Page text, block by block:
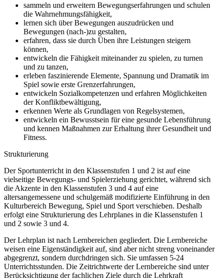
sammeln und erweitern Bewegungserfahrungen und schulen
die Wahrnehmungsfähigkeit,
lernen sich über Bewegungen auszudrücken und
Bewegungen (nach-)zu gestalten,
erfahren, dass sie durch Üben ihre Leistungen steigern
können,
entwickeln die Fähigkeit miteinander zu spielen, zu turnen
und zu tanzen,
erleben faszinierende Elemente, Spannung und Dramatik im
Spiel sowie erste Grenzerfahrungen,
entwickeln Sozialkompetenzen und erfahren Möglichkeiten
der Konfliktbewältigung,
erkennen Werte als Grundlagen von Regelsystemen,
entwickeln ein Bewusstsein für eine gesunde Lebensführung
und kennen Maßnahmen zur Erhaltung ihrer Gesundheit und
Fitness.
Strukturierung
Der Sportunterricht in den Klassenstufen 1 und 2 ist auf eine
vielseitige Bewegungs- und Spielerziehung gerichtet, während sich
die Akzente in den Klassenstufen 3 und 4 auf eine
altersangemessene und schulgemäß modifizierte Einführung in den
Kulturbereich Bewegung, Spiel und Sport verschieben. Deshalb
erfolgt eine Strukturierung des Lehrplanes in die Klassenstufen 1
und 2 sowie 3 und 4.
Der Lehrplan ist nach Lernbereichen gegliedert. Die Lernbereiche
weisen eine Eigenständigkeit auf, sind aber nicht streng voneinander
abgegrenzt, sondern durchdringen sich. Sie umfassen 5-24
Unterrichtsstunden. Die Zeitrichtwerte der Lernbereiche sind unter
Berücksichtigung der fachlichen Ziele durch die Lehrkraft